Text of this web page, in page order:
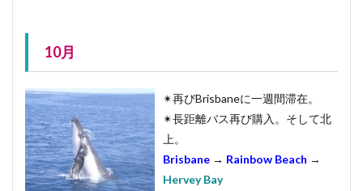
10月
✴︎再びBrisbaneに一週間滞在。
✴︎長距離バス再び購入。そして北
上。
Brisbane → Rainbow Beach →
Hervey Bay